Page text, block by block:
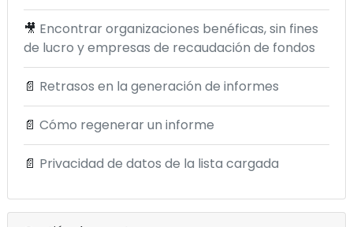
🎥 Encontrar organizaciones benéficas, sin fines
de lucro y empresas de recaudación de fondos
📄 Retrasos en la generación de informes
📄 Cómo regenerar un informe
📄 Privacidad de datos de la lista cargada